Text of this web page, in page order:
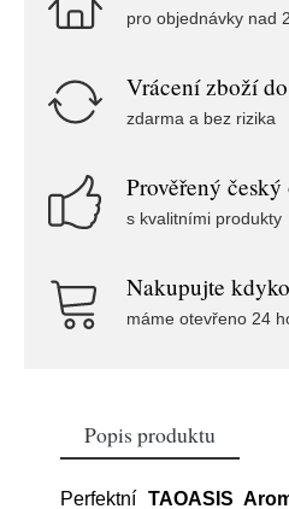
pro objednávky nad
Vrácení zboží
zdarma a bez rizika
Prověřený
s kvalitními produkty
Nakupujte
máme otevřeno 24
Popis produktu
Perfektní TAOASIS